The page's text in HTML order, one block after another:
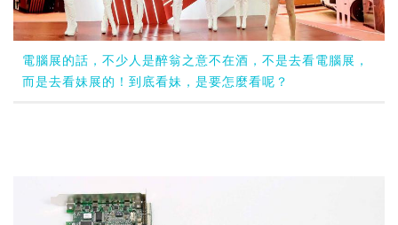
電腦展的話，不少人是醉翁之意不在酒，不是去看電腦展，
而是去看妹展的！到底看妹，是要怎麼看呢？